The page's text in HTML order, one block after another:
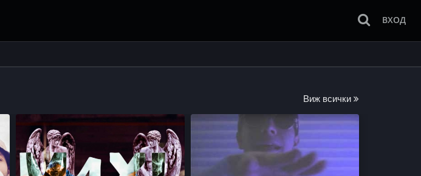
ВХОД
Виж всички